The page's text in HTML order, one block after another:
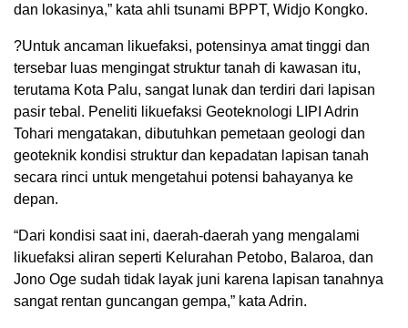
dan lokasinya,” kata ahli tsunami BPPT, Widjo Kongko.
?Untuk ancaman likuefaksi, potensinya amat tinggi dan
tersebar luas mengingat struktur tanah di kawasan itu,
terutama Kota Palu, sangat lunak dan terdiri dari lapisan
pasir tebal. Peneliti likuefaksi Geoteknologi LIPI Adrin
Tohari mengatakan, dibutuhkan pemetaan geologi dan
geoteknik kondisi struktur dan kepadatan lapisan tanah
secara rinci untuk mengetahui potensi bahayanya ke
depan.
“Dari kondisi saat ini, daerah-daerah yang mengalami
likuefaksi aliran seperti Kelurahan Petobo, Balaroa, dan
Jono Oge sudah tidak layak juni karena lapisan tanahnya
sangat rentan guncangan gempa,” kata Adrin.